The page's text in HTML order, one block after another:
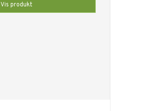
Vis produkt